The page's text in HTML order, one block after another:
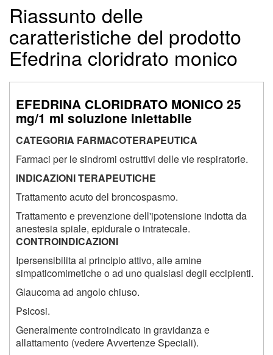
Riassunto delle
caratteristiche del prodotto
Efedrina cloridrato monico
EFEDRINA CLORIDRATO MONICO 25
mg/1 ml soluzione iniettabile
CATEGORIA FARMACOTERAPEUTICA
Farmaci per le sindromi ostruttivi delle vie respiratorie.
INDICAZIONI TERAPEUTICHE
Trattamento acuto del broncospasmo.
Trattamento e prevenzione dell'ipotensione indotta da
anestesia spiale, epidurale o intratecale.
CONTROINDICAZIONI
Ipersensibilita al principio attivo, alle amine
simpaticomimetiche o ad uno qualsiasi degli eccipienti.
Glaucoma ad angolo chiuso.
Psicosi.
Generalmente controindicato in gravidanza e
allattamento (vedere Avvertenze Speciali).